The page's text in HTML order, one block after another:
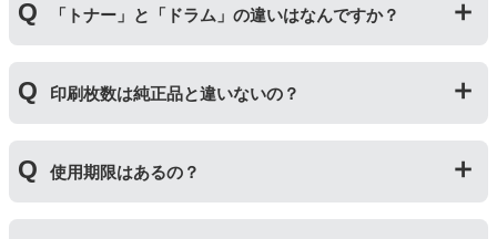
ッジを国内で1本づつ丁寧に製造しているため、比較的
不具合の起きにくい商品です。
「互換トナー」は純正品を模して製造された大量生産さ
れた商品のため、お求めやすい価格になっております。
「トナー」と「ドラム」の違いはなんですか？
ートリッジのことです。「ドラム(感光体ユニット)」は
トナーを用紙に写すためのもので、トナーカートリッジ
の器にあたる部分になります。
トナーとドラムはそれぞれ印字できる枚数が異なってい
により使用できなくなった場合は、必ず分離してから新
印刷枚数は純正品と違いないの？
一部型番は、純正品より多く印刷が可能なエコッテオリ
ジナルの【特別増量版】もございます。
使用期限はあるの？